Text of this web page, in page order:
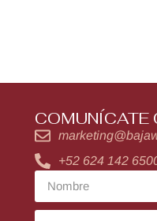
COMUNÍCATE
+52 624 142